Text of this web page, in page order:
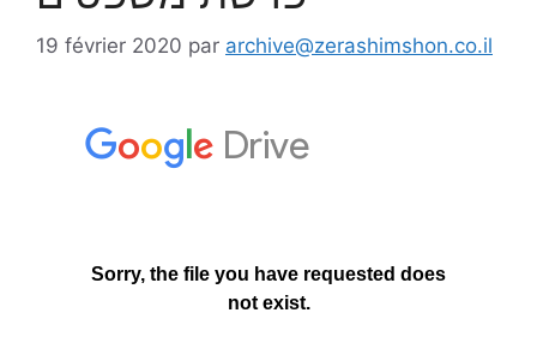
19 février 2020 par archive@zerashimshon.co.il